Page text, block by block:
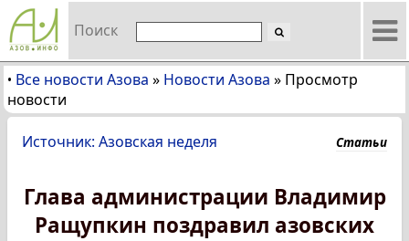
Поиск
• Все новости Азова » Новости Азова » Просмотр
новости
Источник: Азовская неделя Статьи
Глава администрации Владимир
Ращупкин поздравил азовских